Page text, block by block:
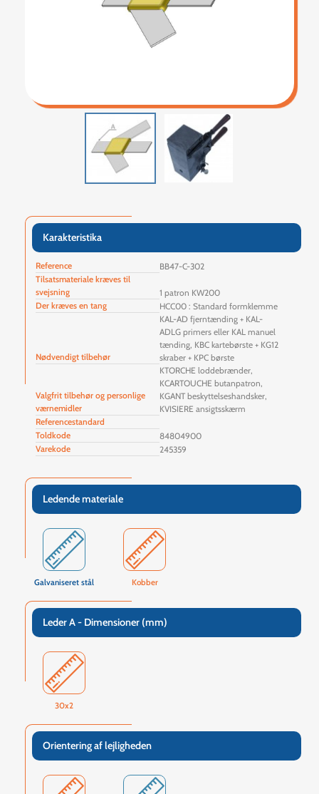
Karakteristika
Reference
BB47-C-302
Tilsatsmateriale kræves til
svejsning
1 patron KW200
Der kræves en tang
HCC00 : Standard formklemme
Nødvendigt tilbehør
KAL-AD fjerntænding + KAL-
ADLG primers eller KAL manuel
tænding, KBC kartebørste + KG12
skraber + KPC børste
Valgfrit tilbehør og personlige
værnemidler
KTORCHE loddebrænder,
KCARTOUCHE butanpatron,
KGANT beskyttelseshandsker,
KVISIERE ansigtsskærm
Referencestandard
Toldkode
84804900
Varekode
245359
Ledende materiale
Galvaniseret stål Kobber
Leder A - Dimensioner (mm)
30x2
Orientering af lejligheden